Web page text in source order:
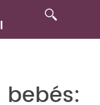
bebés: